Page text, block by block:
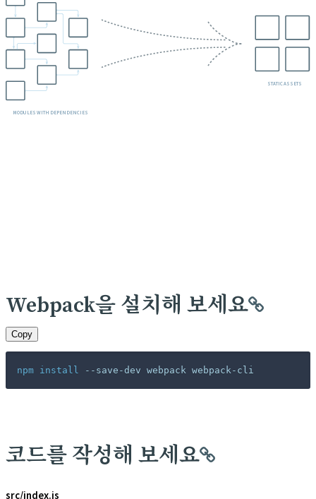
STATIC ASSETS
MODULES WITH DEPENDENCIES
Webpack을 설치해 보세요
Copy
npm install --save-dev webpack webpack-cli
코드를 작성해 보세요
src/index.js